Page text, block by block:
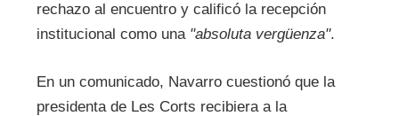
rechazo al encuentro y calificó la recepción
institucional como una "absoluta vergüenza".
En un comunicado, Navarro cuestionó que la
presidenta de Les Corts recibiera a la